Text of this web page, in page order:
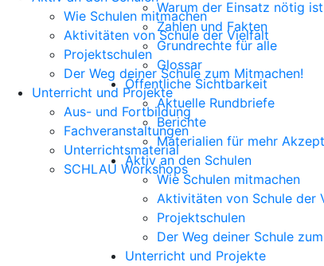
Wie Schulen mitmachen
Aktivitäten von Schule der Vielfalt
Projektschulen
Der Weg deiner Schule zum Mitmachen!
Unterricht und Projekte
Aus- und Fortbildung
Fachveranstaltungen
Unterrichtsmaterial
SCHLAU Workshops
Warum der Einsatz nötig ist
Zahlen und Fakten
Grundrechte für alle
Glossar
Öffentliche Sichtbarkeit
Aktuelle Rundbriefe
Berichte
Materialien für mehr
Aktiv an den Schulen
Wie Schulen mitmachen
Aktivitäten von Schule der
Projektschulen
Der Weg deiner Schule
Unterricht und Projekte